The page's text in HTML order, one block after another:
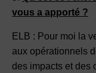
vous a apporté ?
ELB : Pour moi la
aux opérationnels
des impacts et des